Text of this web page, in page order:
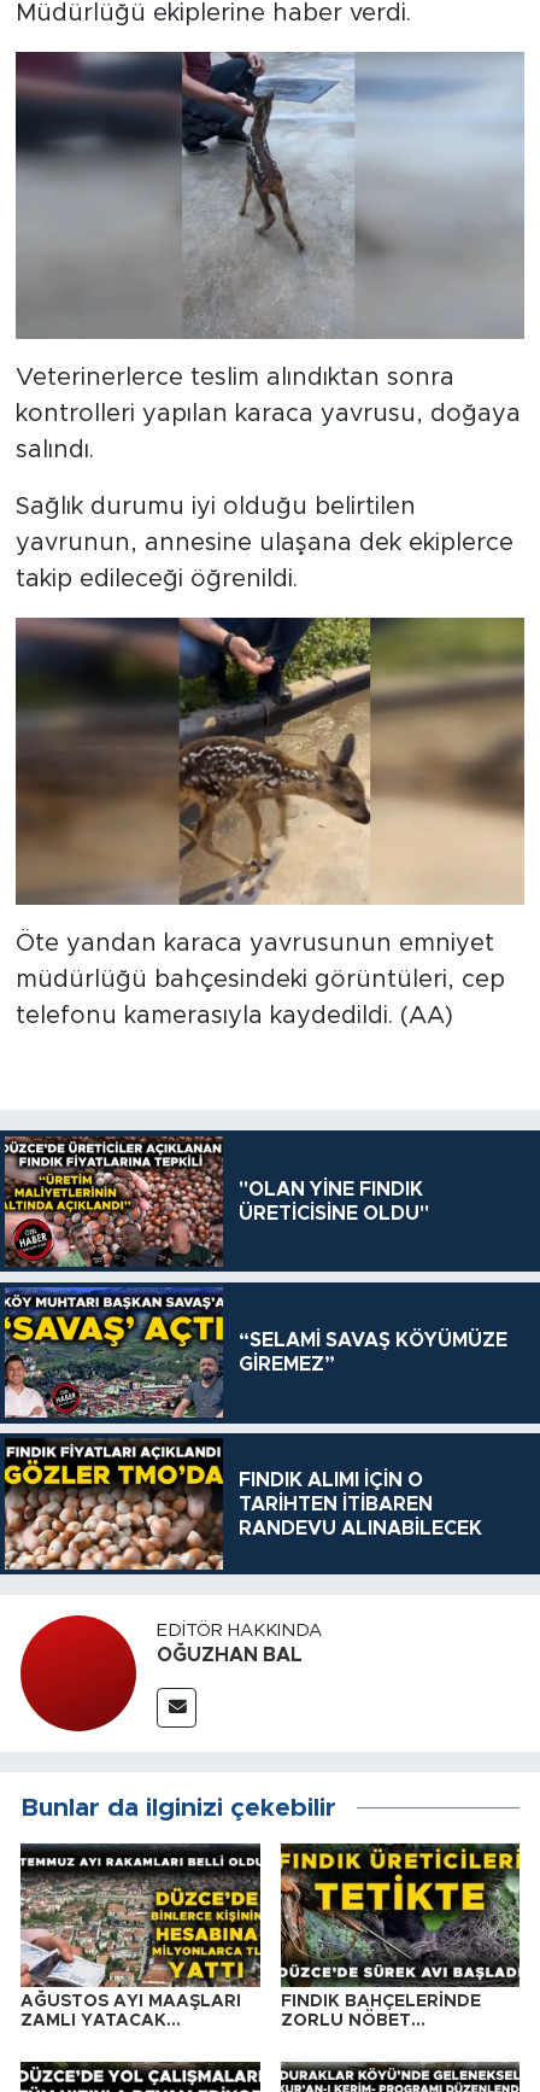
Müdürlüğü ekiplerine haber verdi.
Veterinerlerce teslim alındıktan sonra
kontrolleri yapılan karaca yavrusu, doğaya
salındı.
Sağlık durumu iyi olduğu belirtilen
yavrunun, annesine ulaşana dek ekiplerce
takip edileceği öğrenildi.
Öte yandan karaca yavrusunun emniyet
müdürlüğü bahçesindeki görüntüleri, cep
telefonu kamerasıyla kaydedildi. (AA)
"OLAN YİNE FINDIK
ÜRETİCİSİNE OLDU"
“SELAMİ SAVAŞ KÖYÜMÜZE
GİREMEZ”
FINDIK ALIMI İÇİN O
TARİHTEN İTİBAREN
RANDEVU ALINABİLECEK
EDITÖR HAKKINDA
OĞUZHAN BAL
Bunlar da ilginizi çekebilir
AĞUSTOS AYI MAAŞLARI
ZAMLI YATACAK…
FINDIK BAHÇELERİNDE
ZORLU NÖBET…